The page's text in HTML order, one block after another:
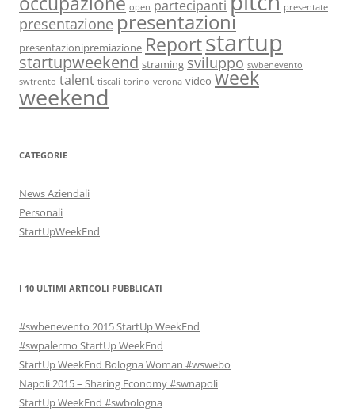
open partecipanti presentate
presentazione presentazioni
presentazionipremiazione Reportstartup
startupweekend straming sviluppo swbenevento
swtrento talent tiscali torino verona video week
weekend
CATEGORIE
News Aziendali
Personali
StartUpWeekEnd
I 10 ULTIMI ARTICOLI PUBBLICATI
#swbenevento 2015 StartUp WeekEnd
#swpalermo StartUp WeekEnd
StartUp WeekEnd Bologna Woman #wswebo
Napoli 2015 – Sharing Economy #swnapoli
StartUp WeekEnd #swbologna